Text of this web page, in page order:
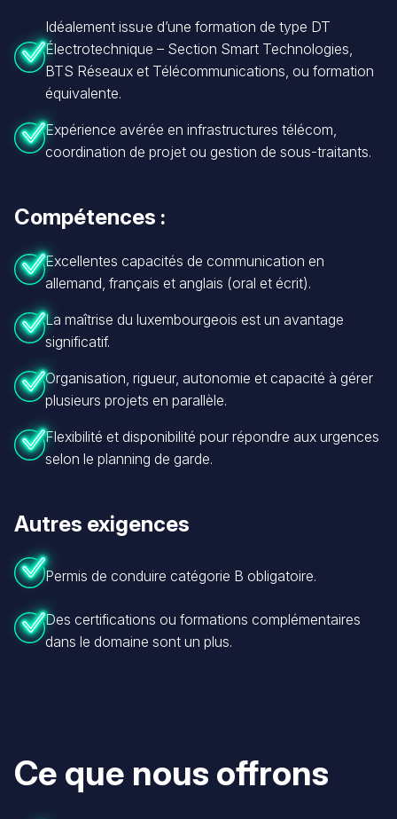
Idéalement issu·e d’une formation de type DT
Électrotechnique – Section Smart Technologies,
BTS Réseaux et Télécommunications, ou formation
équivalente.
Expérience avérée en infrastructures télécom,
coordination de projet ou gestion de sous-traitants.
Compétences :
Excellentes capacités de communication en
allemand, français et anglais (oral et écrit).
La maîtrise du luxembourgeois est un avantage
significatif.
Organisation, rigueur, autonomie et capacité à gérer
plusieurs projets en parallèle.
Flexibilité et disponibilité pour répondre aux urgences
selon le planning de garde.
Autres exigences
Permis de conduire catégorie B obligatoire.
Des certifications ou formations complémentaires
dans le domaine sont un plus.
Ce que nous offrons